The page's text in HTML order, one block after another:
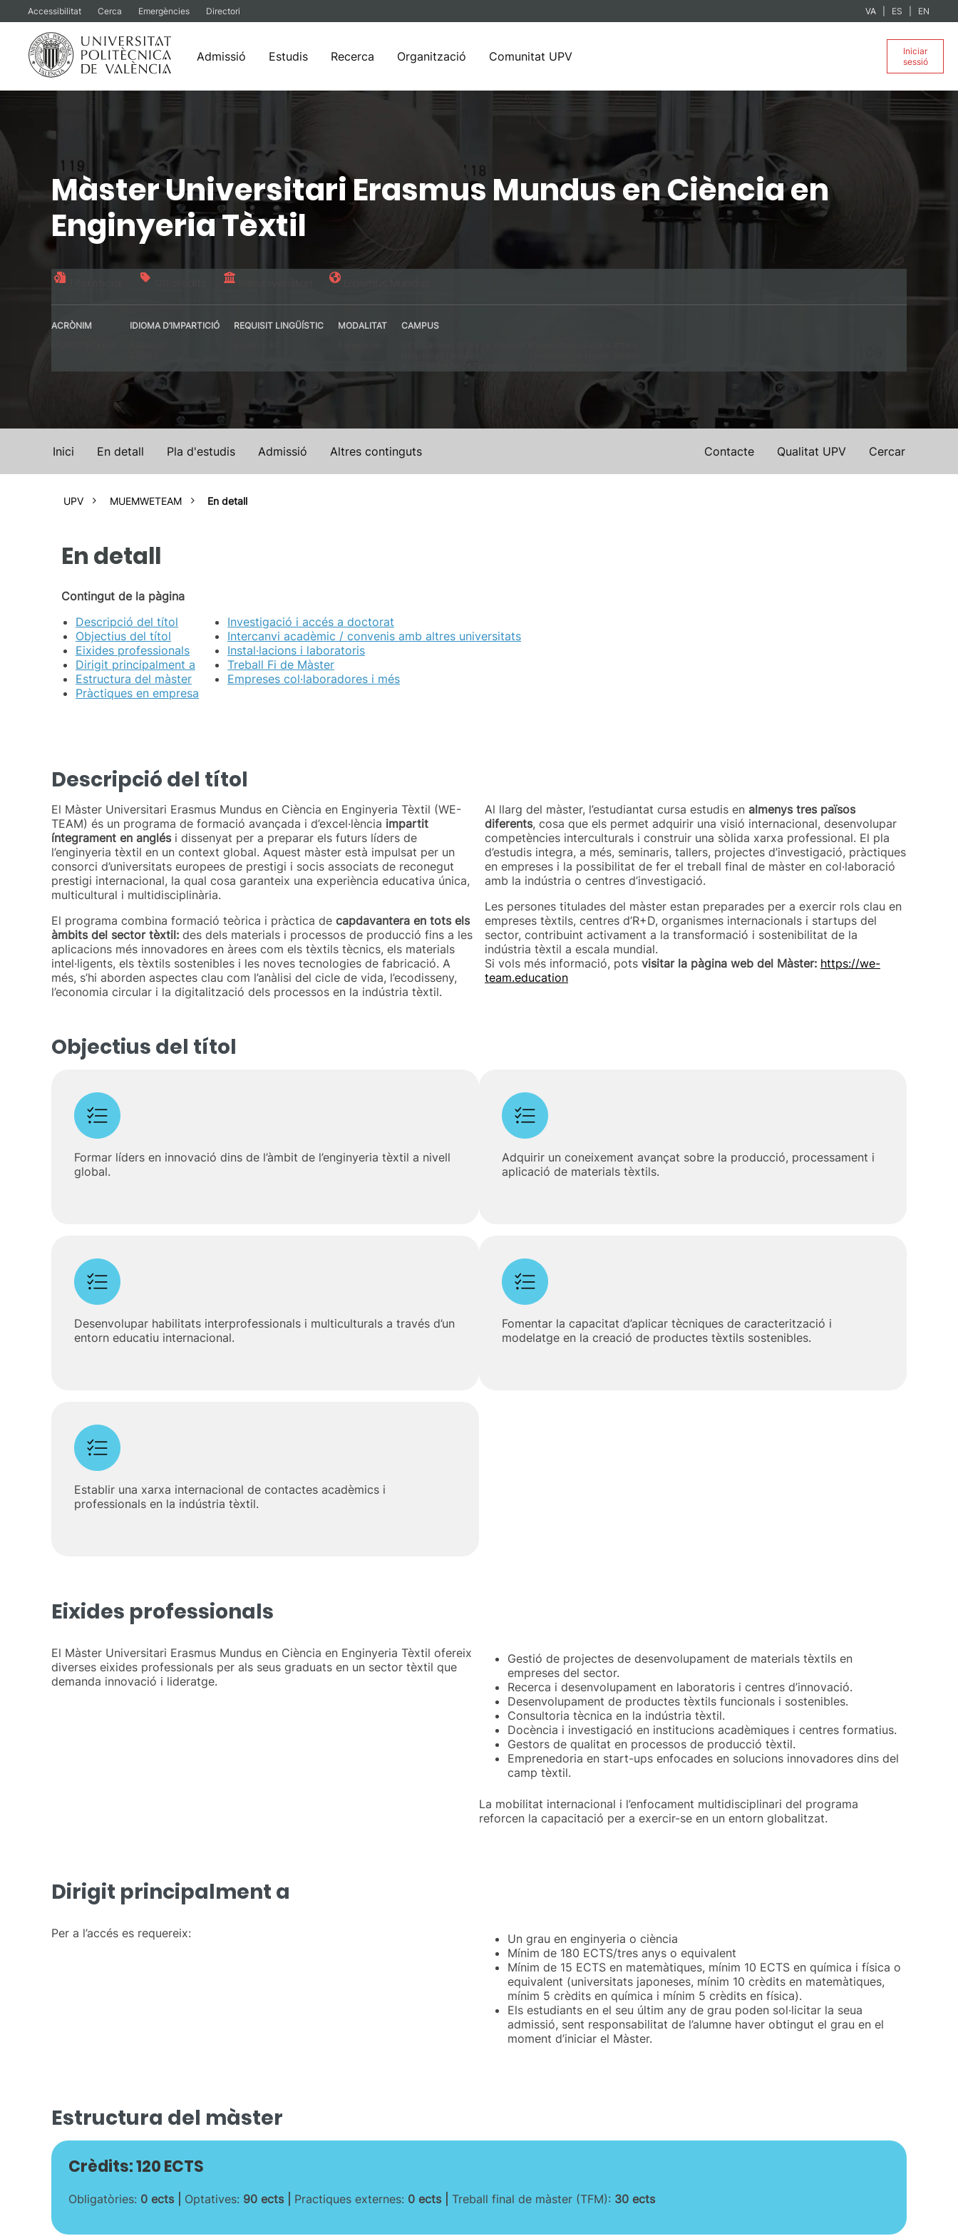
Accessibilitat Cerca Emergències Directori VA ES EN
Admissió Estudis Recerca Organització Comunitat UPV
Iniciar
sessió
Màster Universitari Erasmus Mundus en Ciència en
Enginyeria Tèxtil
ACRÒNIM
IDIOMA D’IMPARTICIÓ
REQUISIT LINGÜÍSTIC
MODALITAT
CAMPUS
Inici En detall Pla d'estudis Admissió Altres continguts Cercar
Qualitat UPV
Contacte
UPV MUEMWETEAM En detall
En detall
Contingut de la pàgina
Descripció del títol
Objectius del títol
Eixides professionals
Dirigit principalment a
Estructura del màster
Pràctiques en empresa
Investigació i accés a doctorat
Intercanvi acadèmic / convenis amb altres universitats
Instal·lacions i laboratoris
Treball Fi de Màster
Empreses col·laboradores i més
Descripció del títol
El Màster Universitari Erasmus Mundus en Ciència en Enginyeria Tèxtil (WE-
TEAM) és un programa de formació avançada i d’excel·lència impartit
íntegrament en anglési dissenyat per a preparar els futurs líders de
l’enginyeria tèxtil en un context global. Aquest màster està impulsat per un
consorci d’universitats europees de prestigi i socis associats de reconegut
prestigi internacional, la qual cosa garanteix una experiència educativa única,
multicultural i multidisciplinària.
El programa combina formació teòrica i pràctica de capdavantera en tots els
àmbits del sector tèxtil: des dels materials i processos de producció fins a les
aplicacions més innovadores en àrees com els tèxtils tècnics, els materials
intel·ligents, els tèxtils sostenibles i les noves tecnologies de fabricació. A
més, s’hi aborden aspectes clau com l’anàlisi del cicle de vida, l’ecodisseny,
l’economia circular i la digitalització dels processos en la indústria tèxtil.
Al llarg del màster, l’estudiantat cursa estudis en almenys tres països
diferents, cosa que els permet adquirir una visió internacional, desenvolupar
competències interculturals i construir una sòlida xarxa professional. El pla
d’estudis integra, a més, seminaris, tallers, projectes d’investigació, pràctiques
en empreses i la possibilitat de fer el treball final de màster en col·laboració
amb la indústria o centres d’investigació.
Les persones titulades del màster estan preparades per a exercir rols clau en
empreses tèxtils, centres d’R+D, organismes internacionals i startups del
sector, contribuint activament a la transformació i sostenibilitat de la
indústria tèxtil a escala mundial.
Si vols més informació, pots visitar la pàgina web del Màster: https://we-
team.education
Objectius del títol
Formar líders en innovació dins de l’àmbit de l’enginyeria tèxtil a nivell
global.
Adquirir un coneixement avançat sobre la producció, processament i
aplicació de materials tèxtils.
Desenvolupar habilitats interprofessionals i multiculturals a través d’un
entorn educatiu internacional.
Fomentar la capacitat d’aplicar tècniques de caracterització i
modelatge en la creació de productes tèxtils sostenibles.
Establir una xarxa internacional de contactes acadèmics i
professionals en la indústria tèxtil.
Eixides professionals
El Màster Universitari Erasmus Mundus en Ciència en Enginyeria Tèxtil ofereix
diverses eixides professionals per als seus graduats en un sector tèxtil que
demanda innovació i lideratge.
Gestió de projectes de desenvolupament de materials tèxtils en
empreses del sector.
Recerca i desenvolupament en laboratoris i centres d’innovació.
Desenvolupament de productes tèxtils funcionals i sostenibles.
Consultoria tècnica en la indústria tèxtil.
Docència i investigació en institucions acadèmiques i centres formatius.
Gestors de qualitat en processos de producció tèxtil.
Emprenedoria en start-ups enfocades en solucions innovadores dins del
camp tèxtil.
La mobilitat internacional i l’enfocament multidisciplinari del programa
reforcen la capacitació per a exercir-se en un entorn globalitzat.
Dirigit principalment a
Per a l’accés es requereix:
Un grau en enginyeria o ciència
Mínim de 180 ECTS/tres anys o equivalent
Mínim de 15 ECTS en matemàtiques, mínim 10 ECTS en química i física o
equivalent (universitats japoneses, mínim 10 crèdits en matemàtiques,
mínim 5 crèdits en química i mínim 5 crèdits en física).
Els estudiants en el seu últim any de grau poden sol·licitar la seua
admissió, sent responsabilitat de l’alumne haver obtingut el grau en el
moment d’iniciar el Màster.
Estructura del màster
Crèdits: 120 ECTS
Obligatòries: 0 ects | Optatives: 90 ects | Practiques externes: 0 ects | Treball final de màster (TFM): 30 ects